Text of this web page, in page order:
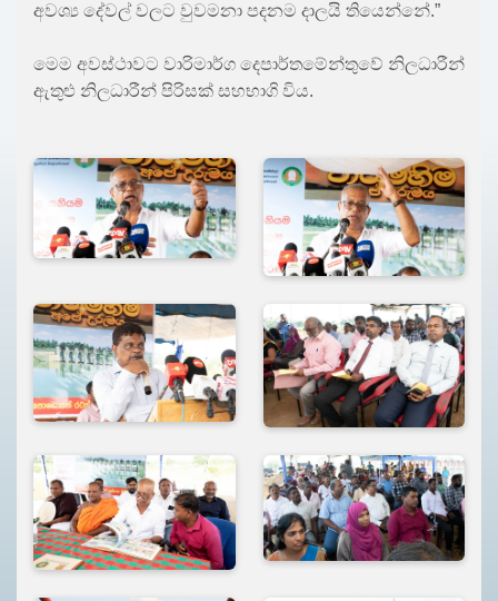
අවශ්‍ය දේවල් වලට වුවමනා පදනම දාලයි තියෙන්නේ.”
මෙම අවස්ථාවට වාරිමාර්ග දෙපාර්තමේන්තුවේ නිලධාරීන්
ඇතුළු නිලධාරීන් පිරිසක් සහභාගි විය.